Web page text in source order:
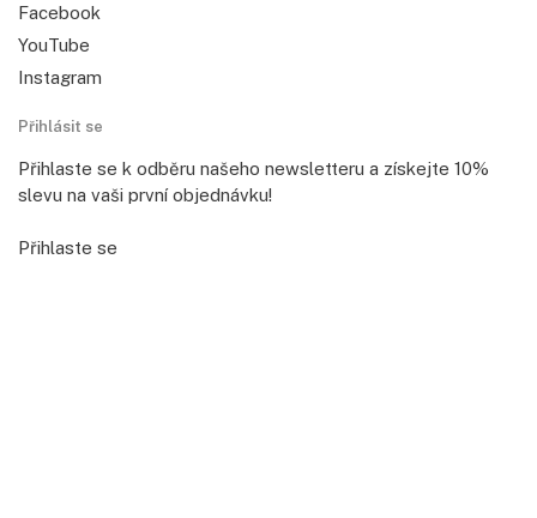
Facebook
YouTube
Instagram
Přihlásit se
Přihlaste se k odběru našeho newsletteru a získejte 10%
slevu na vaši první objednávku!
Přihlaste se